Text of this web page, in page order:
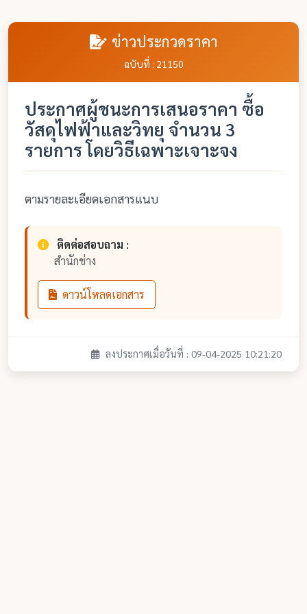
ข่าวประกวดราคา
ฉบับที่ : 21150
ประกาศผู้ชนะการเสนอราคา ซื้อ
วัสดุไฟฟ้าและวิทยุ จำนวน 3
รายการ โดยวิธีเฉพาะเจาะจง
ตามรายละเอียดเอกสารแนบ
ติดต่อสอบถาม :
สำนักช่าง
ดาวน์โหลดเอกสาร
ลงประกาศเมื่อวันที่ : 09-04-2025 10:21:20